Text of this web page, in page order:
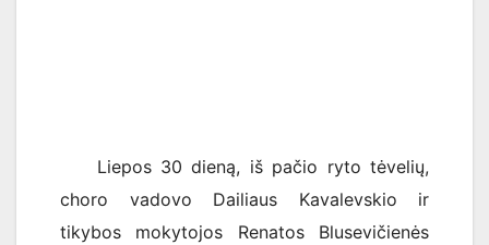
Liepos 30 dieną, iš pačio ryto tėvelių,
choro vadovo Dailiaus Kavalevskio ir
tikybos mokytojos Renatos Blusevičienės